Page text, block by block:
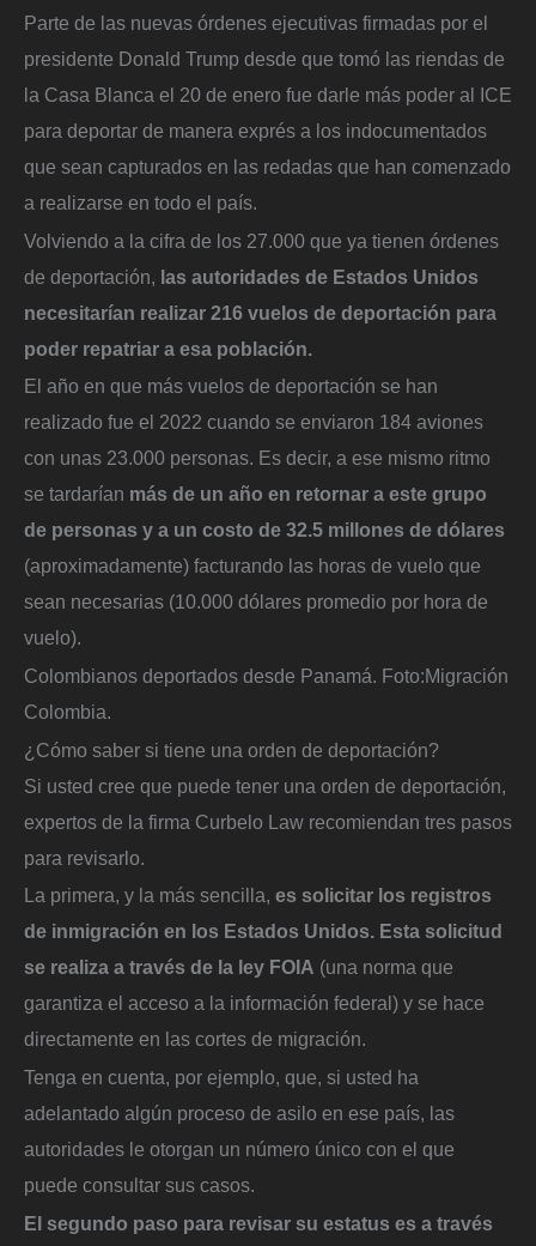
Parte de las nuevas órdenes ejecutivas firmadas por el
presidente Donald Trump desde que tomó las riendas de
la Casa Blanca el 20 de enero fue darle más poder al ICE
para deportar de manera exprés a los indocumentados
que sean capturados en las redadas que han comenzado
a realizarse en todo el país.
Volviendo a la cifra de los 27.000 que ya tienen órdenes
de deportación, las autoridades de Estados Unidos
necesitarían realizar 216 vuelos de deportación para
poder repatriar a esa población.
El año en que más vuelos de deportación se han
realizado fue el 2022 cuando se enviaron 184 aviones
con unas 23.000 personas. Es decir, a ese mismo ritmo
se tardarían más de un año en retornar a este grupo
de personas y a un costo de 32.5 millones de dólares
(aproximadamente) facturando las horas de vuelo que
sean necesarias (10.000 dólares promedio por hora de
vuelo).
Colombianos deportados desde Panamá. Foto:Migración
Colombia.
¿Cómo saber si tiene una orden de deportación?
Si usted cree que puede tener una orden de deportación,
expertos de la firma Curbelo Law recomiendan tres pasos
para revisarlo.
La primera, y la más sencilla, es solicitar los registros
de inmigración en los Estados Unidos. Esta solicitud
se realiza a través de la ley FOIA (una norma que
garantiza el acceso a la información federal) y se hace
directamente en las cortes de migración.
Tenga en cuenta, por ejemplo, que, si usted ha
adelantado algún proceso de asilo en ese país, las
autoridades le otorgan un número único con el que
puede consultar sus casos.
El segundo paso para revisar su estatus es a través